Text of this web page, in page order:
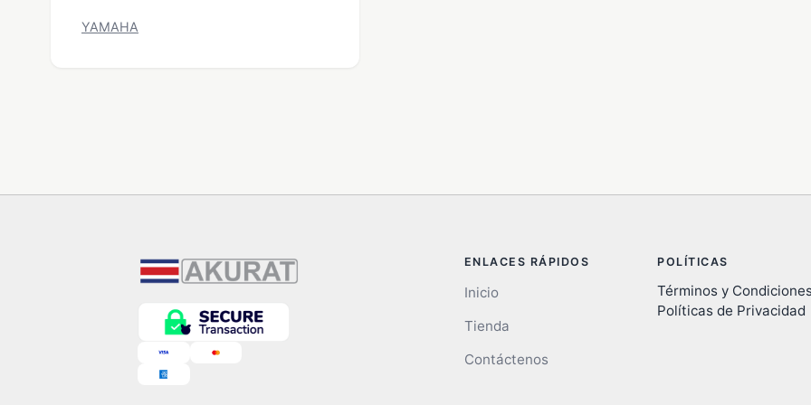
YAMAHA
ENLACES RÁPIDOS
Inicio
Tienda
Contáctenos
POLÍTICAS
Términos y
Políticas de Privacidad